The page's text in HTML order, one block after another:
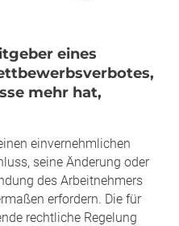
eines
mehr hat,
einvernehmlichen
seine Änderung oder
des Arbeitnehmers
erfordern. Die für
rechtliche Regelung